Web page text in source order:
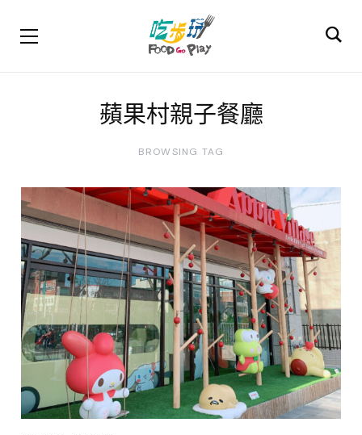
蘋果村親子餐廳
BROWSING TAG